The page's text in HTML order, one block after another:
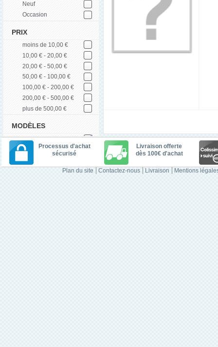
Neuf
Occasion
PRIX
moins de 10,00 €
10,00 € - 20,00 €
20,00 € - 50,00 €
50,00 € - 100,00 €
100,00 € - 200,00 €
200,00 € - 500,00 €
plus de 500,00 €
MODÈLES
Processus d'achat
sécurisé
Livraison offerte
dès 100€ d'achat
Plan du site Contactez-nous Livraison Mentions